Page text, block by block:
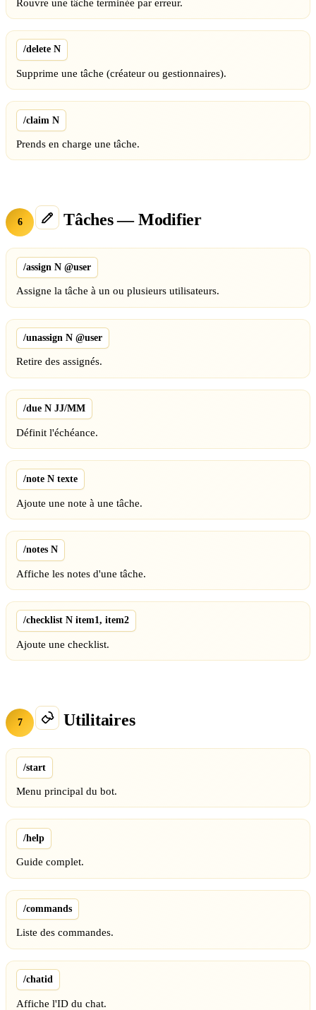
Rouvre une tâche terminée par erreur.
/delete N
Supprime une tâche (créateur ou gestionnaires).
/claim N
Prends en charge une tâche.
6 Tâches — Modifier
/assign N @user
Assigne la tâche à un ou plusieurs utilisateurs.
/unassign N @user
Retire des assignés.
/due N JJ/MM
Définit l'échéance.
/note N texte
Ajoute une note à une tâche.
/notes N
Affiche les notes d'une tâche.
/checklist N item1, item2
Ajoute une checklist.
7 Utilitaires
/start
Menu principal du bot.
/help
Guide complet.
/commands
Liste des commandes.
/chatid
Affiche l'ID du chat.